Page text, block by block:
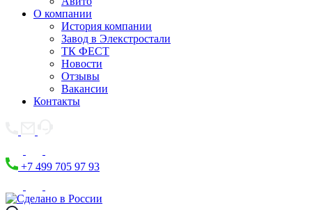
О компании
История компании
Завод в Элекстростали
ТК ФЕСТ
Новости
Отзывы
Вакансии
Контакты
+7 499 705 97 93